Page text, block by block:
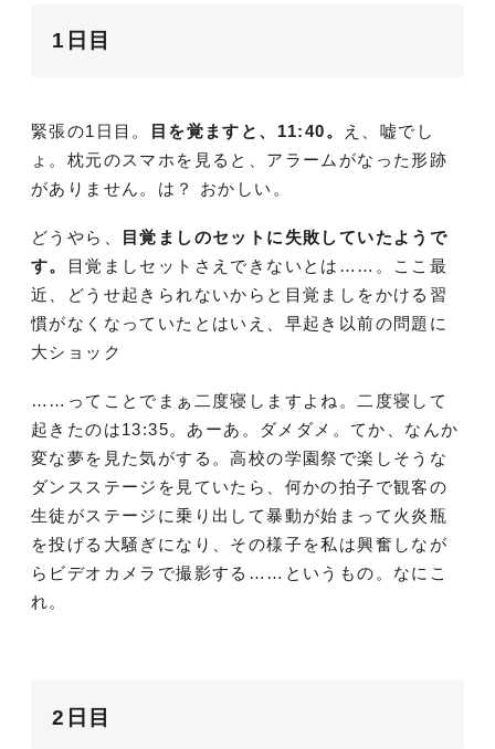
1日目
緊張の1日目。 目を覚ますと、11:40。
え、嘘でし
ょ。枕元のスマホを見ると、アラームがなった形跡
がありません。は？ おかしい。
どうやら、
目覚ましのセットに失敗していたようで
す。
目覚ましセットさえできないとは……。ここ最
近、どうせ起きられないからと目覚ましをかける習
慣がなくなっていたとはいえ、早起き以前の問題に
大ショック
……ってことでまぁ二度寝しますよね。二度寝して
起きたのは13:35。あーあ。ダメダメ。てか、なんか
変な夢を見た気がする。高校の学園祭で楽しそうな
ダンスステージを見ていたら、何かの拍子で観客の
生徒がステージに乗り出して暴動が始まって火炎瓶
を投げる大騒ぎになり、その様子を私は興奮しなが
らビデオカメラで撮影する……というもの。なにこ
れ。
2日目